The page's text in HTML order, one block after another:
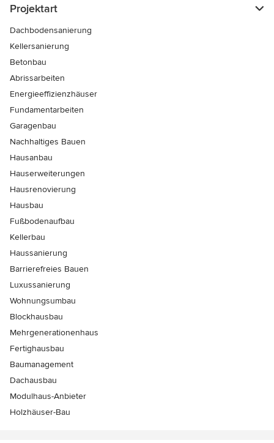
Projektart
Dachbodensanierung
Kellersanierung
Betonbau
Abrissarbeiten
Energieeffizienzhäuser
Fundamentarbeiten
Garagenbau
Nachhaltiges Bauen
Hausanbau
Hauserweiterungen
Hausrenovierung
Hausbau
Fußbodenaufbau
Kellerbau
Haussanierung
Barrierefreies Bauen
Luxussanierung
Wohnungsumbau
Blockhausbau
Mehrgenerationenhaus
Fertighausbau
Baumanagement
Dachausbau
Modulhaus-Anbieter
Holzhäuser-Bau